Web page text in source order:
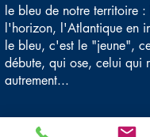
le bleu de notre territoire :
l'horizon, l'Atlantique en
le bleu, c'est le "jeune",
débute, qui ose, celui qui
autrement...
Osez le bleu,